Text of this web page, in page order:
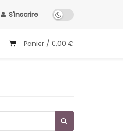
S'inscrire
Panier / 0,00 €